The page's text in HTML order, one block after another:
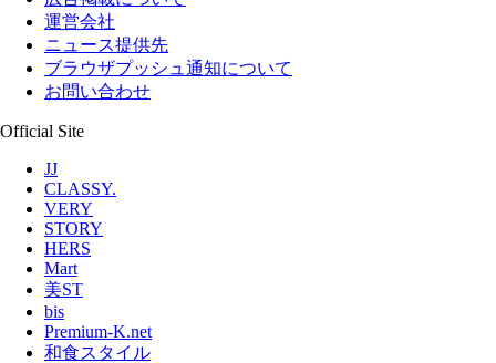
運営会社
ニュース提供先
ブラウザプッシュ通知について
お問い合わせ
Official Site
JJ
CLASSY.
VERY
STORY
HERS
Mart
美ST
bis
Premium-K.net
和食スタイル